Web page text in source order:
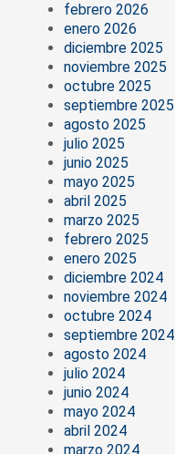
febrero 2026
enero 2026
diciembre 2025
noviembre 2025
octubre 2025
septiembre 2025
agosto 2025
julio 2025
junio 2025
mayo 2025
abril 2025
marzo 2025
febrero 2025
enero 2025
diciembre 2024
noviembre 2024
octubre 2024
septiembre 2024
agosto 2024
julio 2024
junio 2024
mayo 2024
abril 2024
marzo 2024